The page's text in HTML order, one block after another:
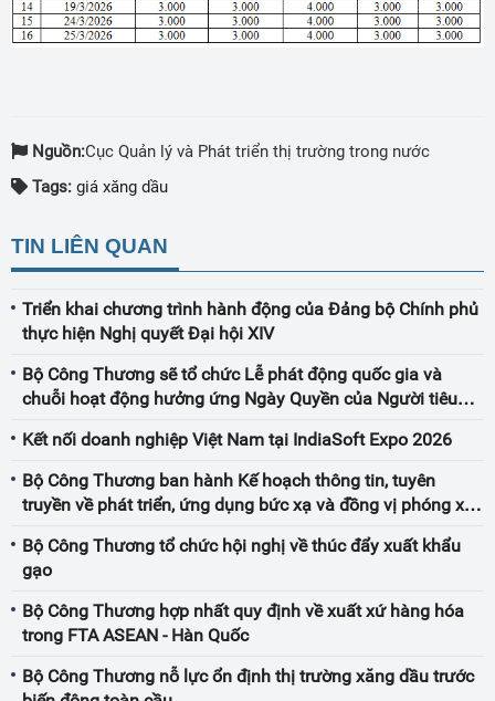
Nguồn:Cục Quản lý và Phát triển thị trường trong nước
Tags: giá xăng dầu
TIN LIÊN QUAN
Triển khai chương trình hành động của Đảng bộ Chính phủ
thực hiện Nghị quyết Đại hội XIV
Bộ Công Thương sẽ tổ chức Lễ phát động quốc gia và
chuỗi hoạt động hưởng ứng Ngày Quyền của Người tiêu
Kết nối doanh nghiệp Việt Nam tại IndiaSoft Expo 2026
Bộ Công Thương ban hành Kế hoạch thông tin, tuyên
truyền về phát triển, ứng dụng bức xạ và đồng vị phóng xạ
khác giai đoạn đến năm 2035
Bộ Công Thương tổ chức hội nghị về thúc đẩy xuất khẩu
gạo
Bộ Công Thương hợp nhất quy định về xuất xứ hàng hóa
trong FTA ASEAN - Hàn Quốc
Bộ Công Thương nỗ lực ổn định thị trường xăng dầu trước